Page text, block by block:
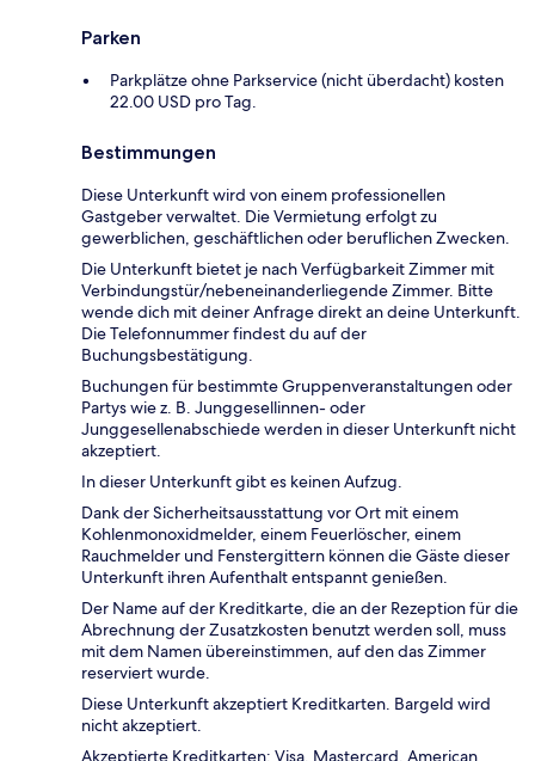
Parken
Parkplätze ohne Parkservice (nicht überdacht) kosten
22.00 USD pro Tag.
Bestimmungen
Diese Unterkunft wird von einem professionellen
Gastgeber verwaltet. Die Vermietung erfolgt zu
gewerblichen, geschäftlichen oder beruflichen Zwecken.
Die Unterkunft bietet je nach Verfügbarkeit Zimmer mit
Verbindungstür/nebeneinanderliegende Zimmer. Bitte
wende dich mit deiner Anfrage direkt an deine Unterkunft.
Die Telefonnummer findest du auf der
Buchungsbestätigung.
Buchungen für bestimmte Gruppenveranstaltungen oder
Partys wie z. B. Junggesellinnen- oder
Junggesellenabschiede werden in dieser Unterkunft nicht
akzeptiert.
In dieser Unterkunft gibt es keinen Aufzug.
Dank der Sicherheitsausstattung vor Ort mit einem
Kohlenmonoxidmelder, einem Feuerlöscher, einem
Rauchmelder und Fenstergittern können die Gäste dieser
Unterkunft ihren Aufenthalt entspannt genießen.
Der Name auf der Kreditkarte, die an der Rezeption für die
Abrechnung der Zusatzkosten benutzt werden soll, muss
mit dem Namen übereinstimmen, auf den das Zimmer
reserviert wurde.
Diese Unterkunft akzeptiert Kreditkarten. Bargeld wird
nicht akzeptiert.
Akzeptierte Kreditkarten: Visa, Mastercard, American